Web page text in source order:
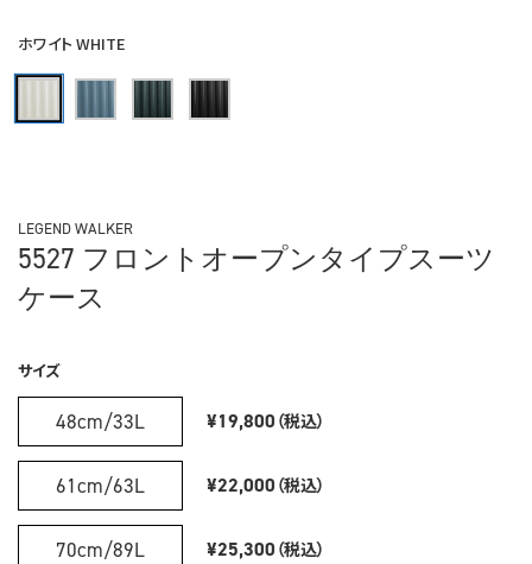
LEGEND WALKER
5527 フロントオープンタイプスーツ
ケース
サイズ
48cm/33L ¥19,800 （税込）
61cm/63L ¥22,000 （税込）
70cm/89L ¥25,300 （税込）
ホワイト WHITE